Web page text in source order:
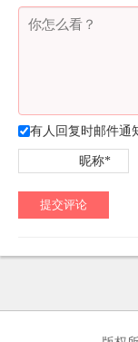
有人回复时邮件通
昵称*
提交评论